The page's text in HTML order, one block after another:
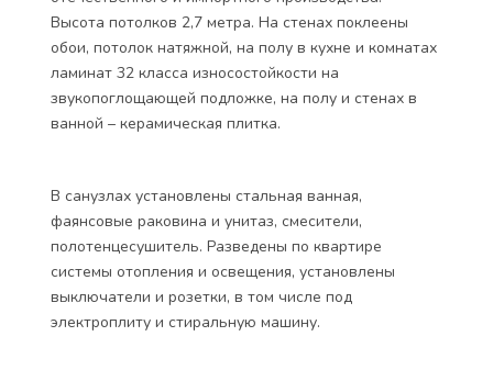
Высота потолков 2,7 метра. На стенах поклеены
обои, потолок натяжной, на полу в кухне и комнатах
ламинат 32 класса износостойкости на
звукопоглощающей подложке, на полу и стенах в
ванной – керамическая плитка.
В санузлах установлены стальная ванная,
фаянсовые раковина и унитаз, смесители,
полотенцесушитель. Разведены по квартире
системы отопления и освещения, установлены
выключатели и розетки, в том числе под
электроплиту и стиральную машину.